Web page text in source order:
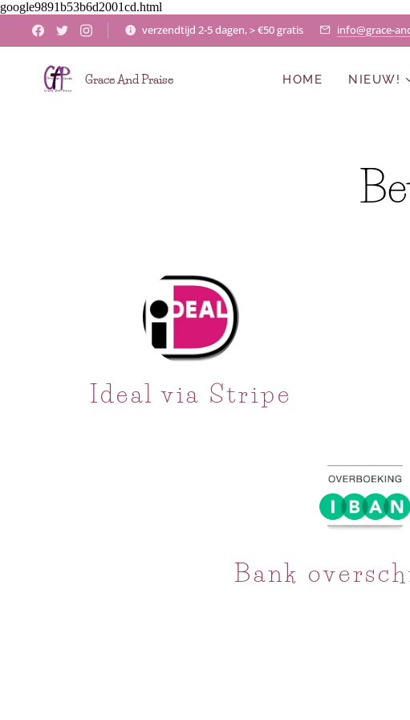
google9891b53b6d2001cd.html
verzendtijd 2-5 dagen, > €50 gratis info@grace-
Grace And Praise HOME NIEUW!
Ideal via Stripe
Bank